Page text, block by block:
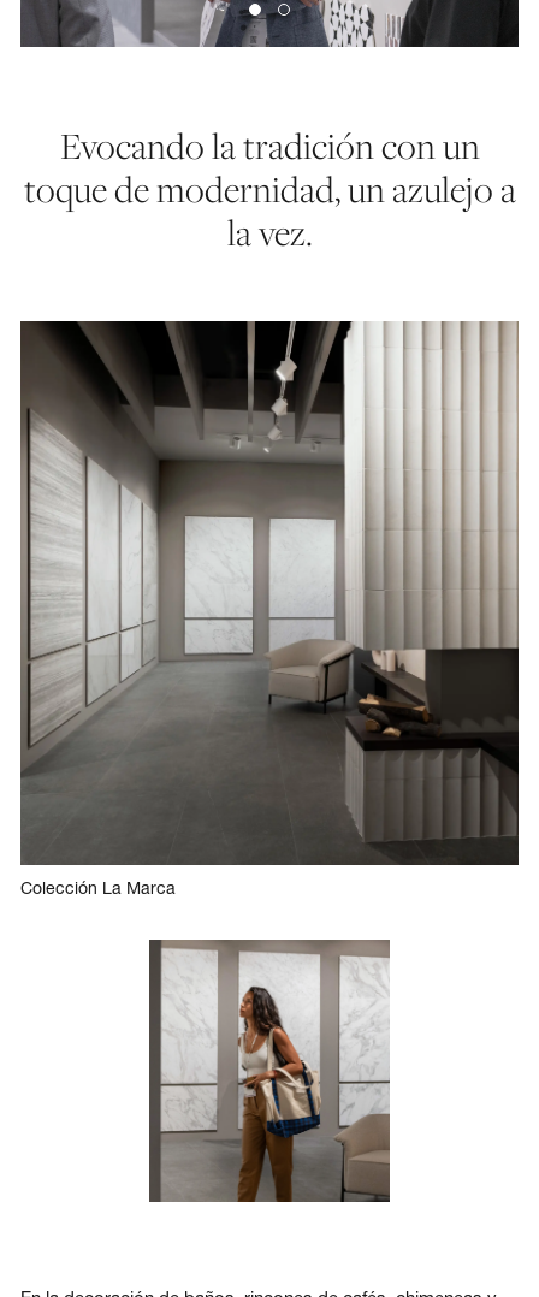
Evocando la tradición con un
toque de modernidad, un azulejo a
la vez.
Colección La Marca